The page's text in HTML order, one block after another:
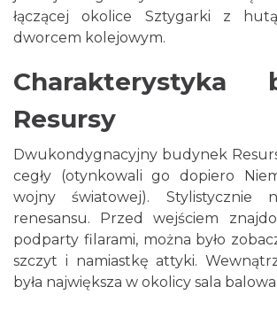
łączącej okolice Sztygarki z
dworcem kolejowym.
Charakterystyka
Resursy
Dwukondygnacyjny budynek
cegły (otynkowali go dopiero
wojny światowej). Stylistycznie
renesansu. Przed wejściem
podparty filarami, można było
szczyt i namiastkę attyki.
była największa w okolicy sala balowa.